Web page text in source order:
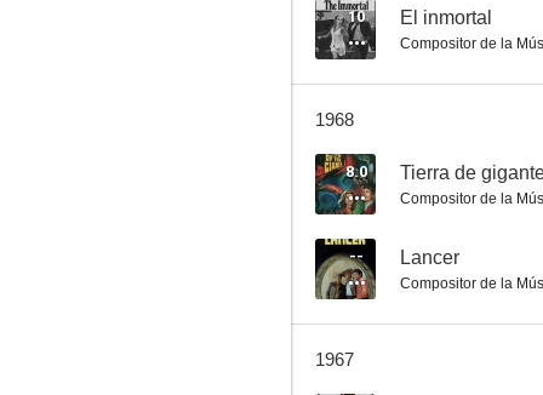
10 El inmortal
Compositor de la
1968
8.0 Tierra de
Compositor de la
-- Lancer
Compositor de la
1967